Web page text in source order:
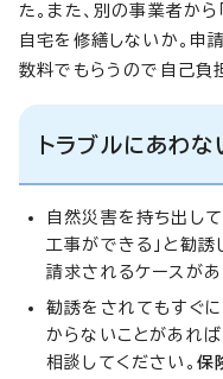
た。また、別の事業者か
自宅を修繕しないか。申
数料でもらうので自己負
トラブルにあわな
自然災害を持ち出して
工事ができる」と勧誘
請求されるケースがあ
勧誘をされてもすぐ
からないことがあれ
相談してください。 保